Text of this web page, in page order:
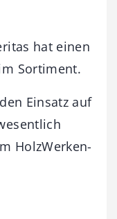
hat einen
Sortiment.
Einsatz auf
HolzWerken-